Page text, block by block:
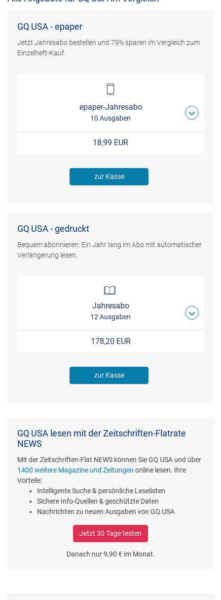
GQ USA - epaper
Jetzt Jahresabo bestellen und 79% sparen im Vergleich zum
Einzelheft-Kauf.
epaper-Jahresabo
10 Ausgaben
18,99 EUR
zur Kasse
GQ USA - gedruckt
Bequem abonnieren: Ein Jahr lang im Abo mit automatischer
Verlängerung lesen.
Jahresabo
12 Ausgaben
178,20 EUR
zur Kasse
GQ USA lesen mit der Zeitschriften-Flatrate
NEWS
Mit der Zeitschriften-Flat NEWS können Sie GQ USA und über
1400 weitere Magazine und Zeitungen online lesen. Ihre
Vorteile:
Intelligente Suche & persönliche Leselisten
Sichere Info-Quellen & geschützte Daten
Nachrichten zu neuen Ausgaben von GQ USA
Jetzt 30 Tage testen
Danach nur 9,90 € im Monat.